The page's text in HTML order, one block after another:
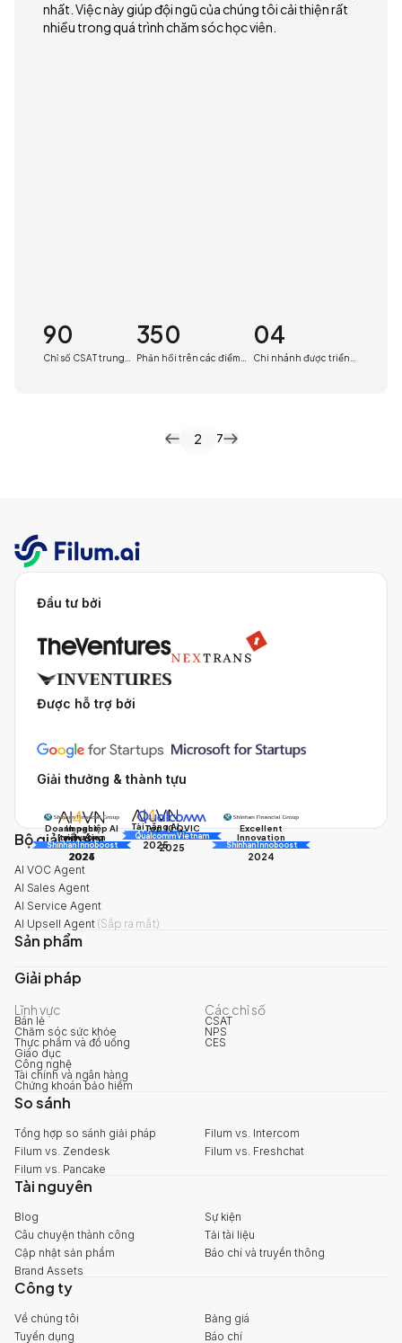
nhất. Việc này giúp đội ngũ của chúng tôi cải thiện rất
nhiều trong quá trình chăm sóc học viên.
90
Chỉ số CSAT trung
350
Phản hồi trên các điểm
04
Chi nhánh được triển
2 7
Đầu tư bởi
Được hỗ trợ bởi
Giải thưởng & thành tựu
Doanh nghiệp AI
triển vọng
AI Awards
2025
Tài năng AI
AI Awards
2025
Excellent
Innovation
Shinhan Innoboost
2024
Impact
Innovation
Shinhan Innoboost
2024
Top 10 QVIC
Qualcomm Vietnam
2025
Bộ giải pháp
AI VOC Agent
AI Sales Agent
AI Service Agent
AI Upsell Agent (Sắp ra mắt)
Sản phẩm
Giải pháp
Lĩnh vực
Bán lẻ
Chăm sóc sức khỏe
Thực phẩm và đồ uống
Giáo dục
Công nghệ
Tài chính và ngân hàng
Chứng khoán bảo hiểm
Các chỉ số
CSAT
NPS
CES
So sánh
Tổng hợp so sánh giải pháp
Filum vs. Intercom
Filum vs. Zendesk
Filum vs. Freshchat
Filum vs. Pancake
Tài nguyên
Blog
Sự kiện
Câu chuyện thành công
Tải tài liệu
Cập nhật sản phẩm
Báo chí và truyền thông
Brand Assets
Công ty
Về chúng tôi
Bảng giá
Tuyển dụng
Báo chí